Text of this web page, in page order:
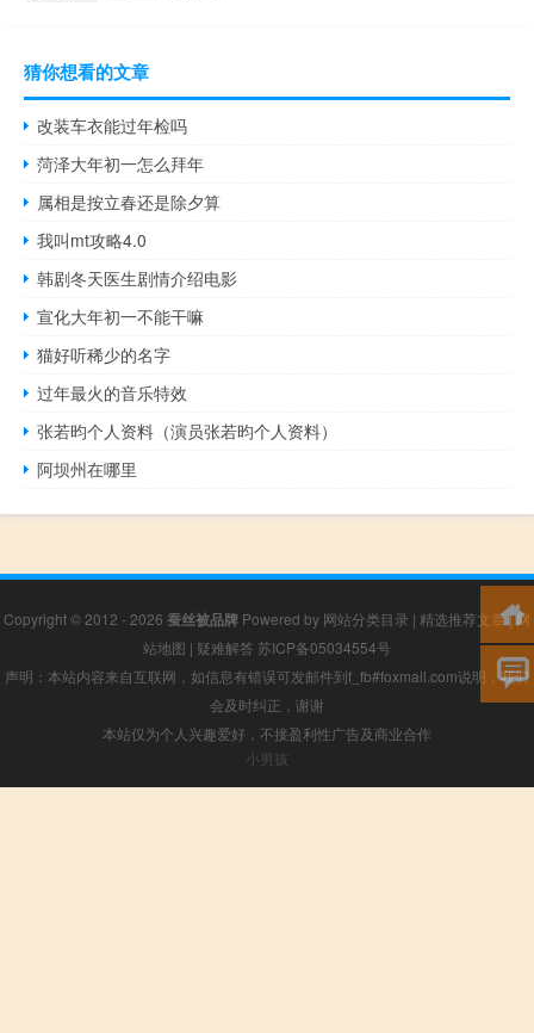
猜你想看的文章
改装车衣能过年检吗
菏泽大年初一怎么拜年
属相是按立春还是除夕算
我叫mt攻略4.0
韩剧冬天医生剧情介绍电影
宣化大年初一不能干嘛
猫好听稀少的名字
过年最火的音乐特效
张若昀个人资料（演员张若昀个人资料）
阿坝州在哪里
Copyright © 2012 - 2026 蚕丝被品牌 Powered by 网站分类目录 | 精选推荐文章 |网
站地图 | 疑难解答 苏ICP备05034554号
声明：本站内容来自互联网，如信息有错误可发邮件到f_fb#foxmail.com说明，我们
会及时纠正，谢谢
本站仅为个人兴趣爱好，不接盈利性广告及商业合作
小男孩